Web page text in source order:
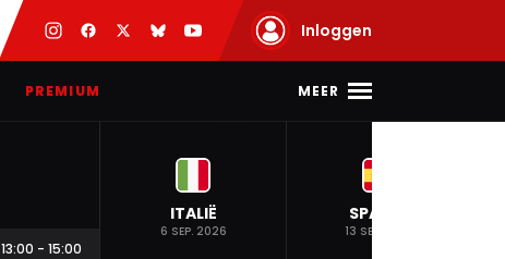
Inloggen
PREMIUM MEER
13:00 - 15:00
ITALIË
6 SEP. 2026
SPANJE
13 SEP. 2026